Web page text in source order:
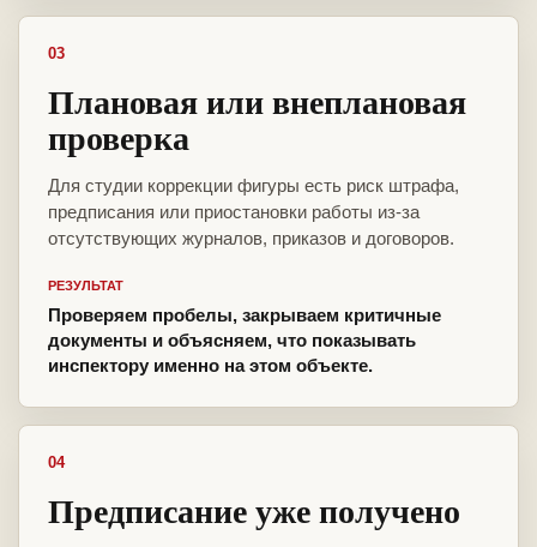
03
Плановая или внеплановая
проверка
Для студии коррекции фигуры есть риск штрафа,
предписания или приостановки работы из-за
отсутствующих журналов, приказов и договоров.
РЕЗУЛЬТАТ
Проверяем пробелы, закрываем критичные
документы и объясняем, что показывать
инспектору именно на этом объекте.
04
Предписание уже получено